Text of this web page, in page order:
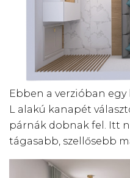
Ebben a verzióban
L alakú kanapét
párnák dobnak fel. Itt
tágasabb, szellősebb